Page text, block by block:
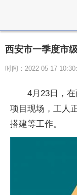
西安市一季度市
时间：2022-05-17
4月23日，
项目现场，工人
搭建等工作。